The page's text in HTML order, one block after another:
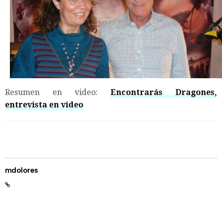
Resumen en video: Encontrarás Dragones,
entrevista en video
mdolores